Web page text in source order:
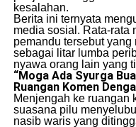
kesalahan.
​Berita ini ternyata
media sosial. Rata-rata
pemandu tersebut
sebagai litar lumba
nyawa orang lain yang
“Moga Ada Syurga
Ruangan Komen
​Menjengah ke ruangan
suasana pilu
nasib waris yang